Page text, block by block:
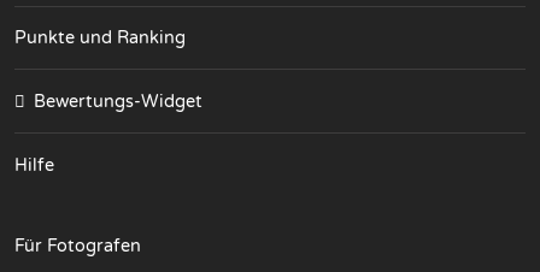
Punkte und Ranking
Bewertungs-Widget
Hilfe
Für Fotografen